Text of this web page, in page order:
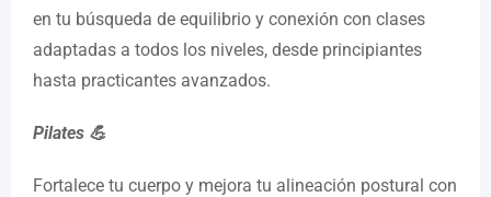
en tu búsqueda de equilibrio y conexión con clases
adaptadas a todos los niveles, desde principiantes
hasta practicantes avanzados.
Pilates 💪
Fortalece tu cuerpo y mejora tu alineación postural con